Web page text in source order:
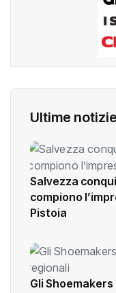
Ultime notizie
Salvezza
compiono
Pistoia
Gli